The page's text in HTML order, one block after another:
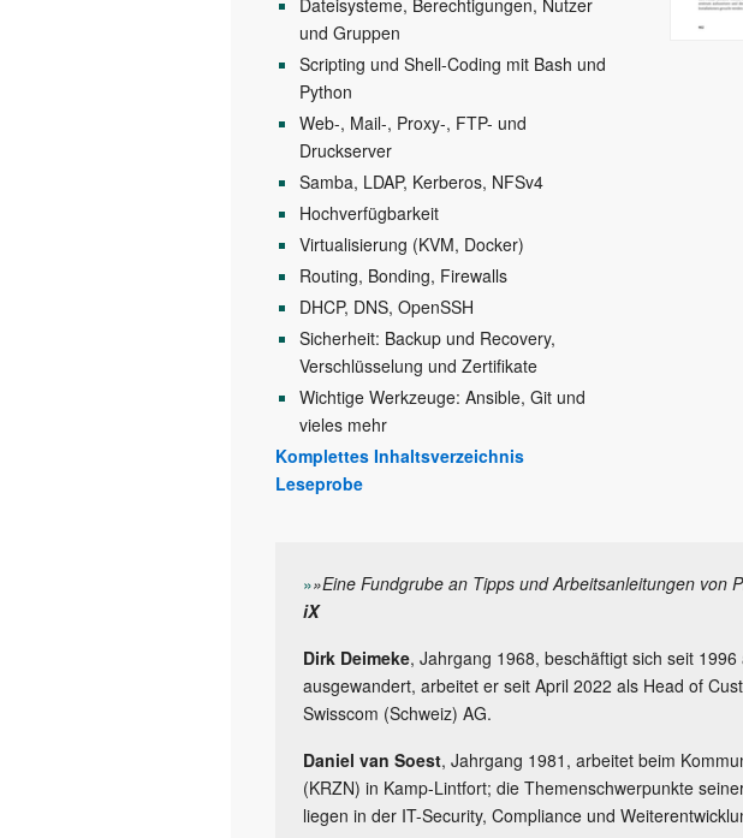
Dateisysteme, Berechtigungen, Nutzer
und Gruppen
Scripting und Shell-Coding mit Bash und
Python
Web-, Mail-, Proxy-, FTP- und
Druckserver
Samba, LDAP, Kerberos, NFSv4
Hochverfügbarkeit
Virtualisierung (KVM, Docker)
Routing, Bonding, Firewalls
DHCP, DNS, OpenSSH
Sicherheit: Backup und Recovery,
Verschlüsselung und Zertifikate
Wichtige Werkzeuge: Ansible, Git und
vieles mehr
Komplettes Inhaltsverzeichnis
Leseprobe
»»Eine Fundgrube an Tipps und Arbeitsanleitungen von
iX
Dirk Deimeke, Jahrgang 1968, beschäftigt sich seit
ausgewandert, arbeitet er seit April 2022 als Head of
Swisscom (Schweiz) AG.
Daniel van Soest, Jahrgang 1981, arbeitet beim
(KRZN) in Kamp-Lintfort; die Themenschwerpunkte
liegen in der IT-Security, Compliance und